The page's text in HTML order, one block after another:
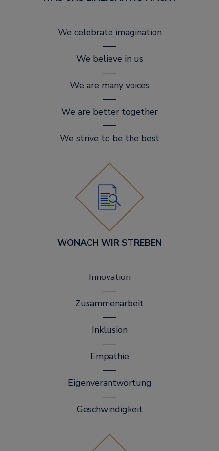
We celebrate imagination
–––
We believe in us
–––
We are many voices
–––
We are better together
–––
We strive to be the best
WONACH WIR STREBEN
Innovation
–––
Zusammenarbeit
–––
Inklusion
–––
Empathie
–––
Eigenverantwortung
–––
Geschwindigkeit